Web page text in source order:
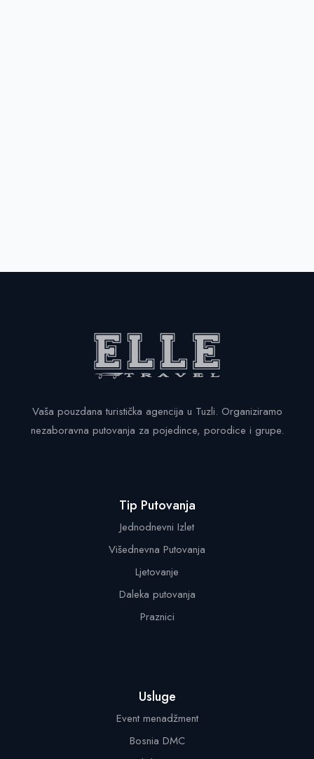
Vaša pouzdana turistička agencija u Tuzli. Organiziramo
nezaboravna putovanja za pojedince, porodice i grupe.
Tip Putovanja
Jednodnevni Izlet
Višednevna Putovanja
Ljetovanje
Daleka putovanja
Praznici
Usluge
Event menadžment
Bosnia DMC